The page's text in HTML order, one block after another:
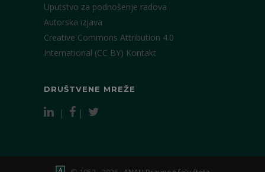
Uputstvo za podnošenje radova
Autorska izjava
Creative Commons Attribution 4.0
International (CC BY) Kontakt
DRUŠTVENE MREŽE
| |